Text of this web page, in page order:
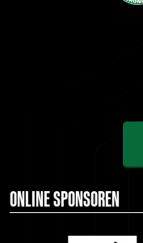
ONLINE SPONSOREN